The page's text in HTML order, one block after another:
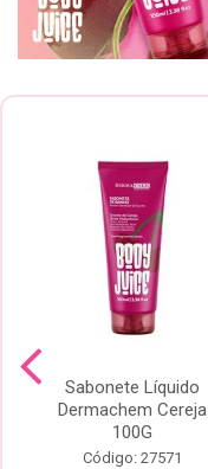
Sabonete Líquido
Dermachem Cereja
100G
Código: 27571